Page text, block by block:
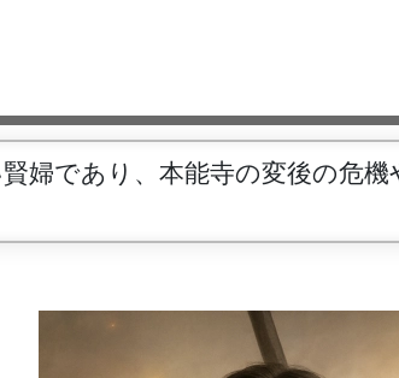
婦であり、本能寺の変後の危